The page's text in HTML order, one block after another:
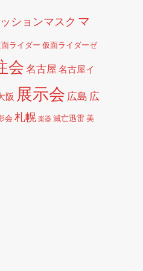
ションマスク マ
ライダー 仮面ライダーゼ
会名古屋 名古屋イ
阪 展示会 広島 広
会 札幌 楽器 滅亡迅雷美